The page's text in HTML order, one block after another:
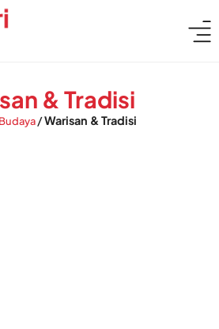
& Tradisi
Budaya/Warisan & Tradisi